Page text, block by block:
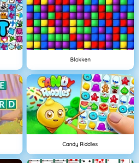
Blokken
Candy Riddles